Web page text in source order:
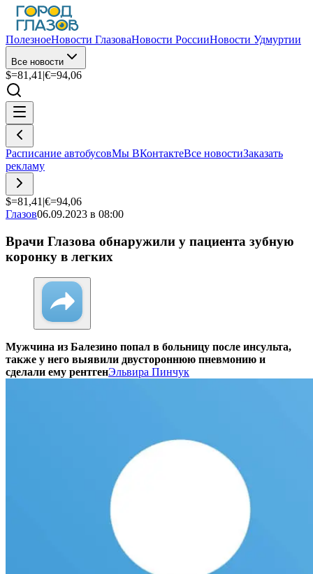
ПолезноеНовости ГлазоваНовости РоссииНовости Удмуртии
Все новости
$=81,41 |€=94,06
Расписание автобусовМы ВКонтактеВсе новостиЗаказать
рекламу
$=81,41 |€=94,06
Глазов06.09.2023 в 08:00
Врачи Глазова обнаружили у пациента зубную
коронку в легких
Мужчина из Балезино попал в больницу после инсульта,
также у него выявили двустороннюю пневмонию и
сделали ему рентгенЭльвира Пинчук